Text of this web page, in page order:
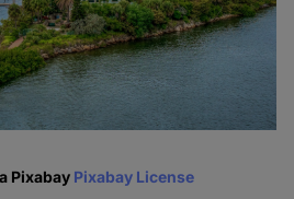
Pixabay Pixabay License